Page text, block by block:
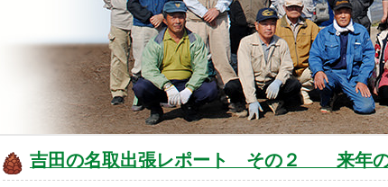
吉田の名取出張レポート その２ 来年の